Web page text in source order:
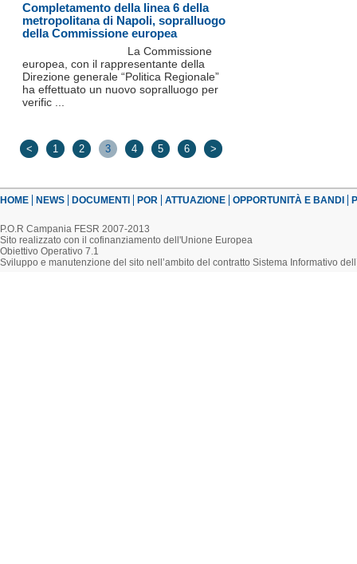
Completamento della linea 6 della
metropolitana di Napoli, sopralluogo
della Commissione europea
La Commissione
europea, con il rappresentante della
Direzione generale “Politica Regionale”
ha effettuato un nuovo sopralluogo per
verific ...
< 1 2 3 4 5 6 >
HOME NEWS DOCUMENTI POR ATTUAZIONE OPPORTUNITÀ E BANDI
P.O.R Campania FESR 2007-2013
Sito realizzato con il cofinanziamento dell'Unione Europea
Obiettivo Operativo 7.1
Sviluppo e manutenzione del sito nell’ambito del contratto Sistema Informativo